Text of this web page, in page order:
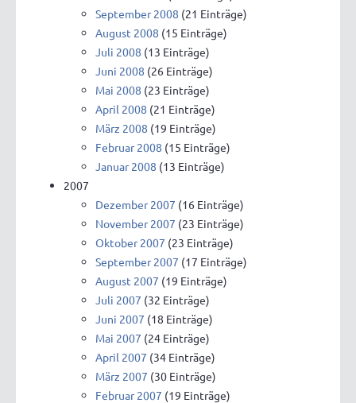
September 2008 (21 Einträge)
August 2008 (15 Einträge)
Juli 2008 (13 Einträge)
Juni 2008 (26 Einträge)
Mai 2008 (23 Einträge)
April 2008 (21 Einträge)
März 2008 (19 Einträge)
Februar 2008 (15 Einträge)
Januar 2008 (13 Einträge)
2007
Dezember 2007 (16 Einträge)
November 2007 (23 Einträge)
Oktober 2007 (23 Einträge)
September 2007 (17 Einträge)
August 2007 (19 Einträge)
Juli 2007 (32 Einträge)
Juni 2007 (18 Einträge)
Mai 2007 (24 Einträge)
April 2007 (34 Einträge)
März 2007 (30 Einträge)
Februar 2007 (19 Einträge)